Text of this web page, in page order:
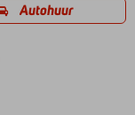
Autohuur